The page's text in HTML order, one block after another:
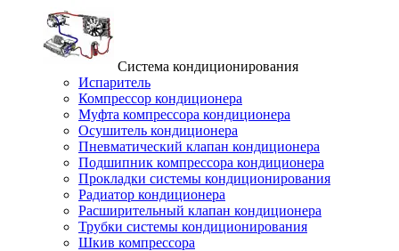
Система кондиционирования
Испаритель
Компрессор кондиционера
Муфта компрессора кондиционера
Осушитель кондиционера
Пневматический клапан кондиционера
Подшипник компрессора кондиционера
Прокладки системы кондиционирования
Радиатор кондиционера
Расширительный клапан кондиционера
Трубки системы кондиционирования
Шкив компрессора